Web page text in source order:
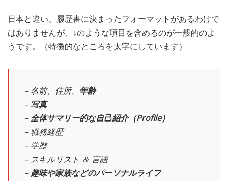
日本と違い、履歴書に決まったフォーマットがあるわけで
はありませんが、↓のような項目を含めるのが一般的のよ
うです。（特徴的なところを太字にしています）
– 名前、住所、 年齢
–写真
–全体サマリー的な自己紹介（Profile）
– 職務経歴
– 学歴
– スキルリスト ＆ 言語
–趣味や家族などのパーソナルライフ